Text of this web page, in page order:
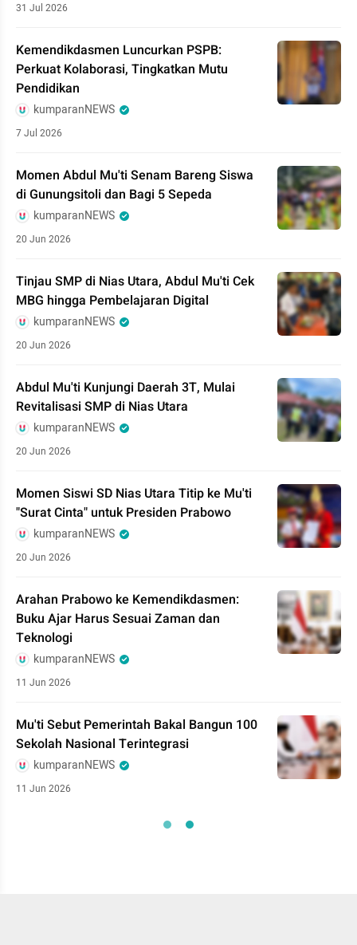
31 Jul 2026
Kemendikdasmen Luncurkan PSPB:
Perkuat Kolaborasi, Tingkatkan Mutu
Pendidikan
kumparanNEWS
7 Jul 2026
Momen Abdul Mu'ti Senam Bareng Siswa
di Gunungsitoli dan Bagi 5 Sepeda
kumparanNEWS
20 Jun 2026
Tinjau SMP di Nias Utara, Abdul Mu'ti Cek
MBG hingga Pembelajaran Digital
kumparanNEWS
20 Jun 2026
Abdul Mu'ti Kunjungi Daerah 3T, Mulai
Revitalisasi SMP di Nias Utara
kumparanNEWS
20 Jun 2026
Momen Siswi SD Nias Utara Titip ke Mu'ti
"Surat Cinta" untuk Presiden Prabowo
kumparanNEWS
20 Jun 2026
Arahan Prabowo ke Kemendikdasmen:
Buku Ajar Harus Sesuai Zaman dan
Teknologi
kumparanNEWS
11 Jun 2026
Mu'ti Sebut Pemerintah Bakal Bangun 100
Sekolah Nasional Terintegrasi
kumparanNEWS
11 Jun 2026